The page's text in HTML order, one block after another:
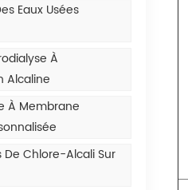
Eaux Usées
À
Alcaline
À Membrane
De Chlore-Alcali Sur